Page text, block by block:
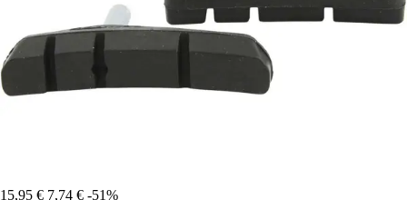
15,95 € 7,74 € -51%